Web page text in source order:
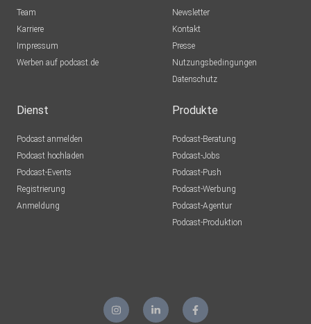
Team
Karriere
Impressum
Werben auf podcast.de
Newsletter
Kontakt
Presse
Nutzungsbedingungen
Datenschutz
Dienst
Podcast anmelden
Podcast hochladen
Podcast-Events
Registrierung
Anmeldung
Produkte
Podcast-Beratung
Podcast-Jobs
Podcast-Push
Podcast-Werbung
Podcast-Agentur
Podcast-Produktion